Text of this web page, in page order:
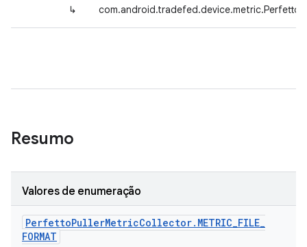
↳
Resumo
Valores de enumeração
PerfettoPullerMetricCollector. METRIC_FILE_
FORMAT